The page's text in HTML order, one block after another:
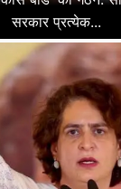
सरकार प्रत्येक...